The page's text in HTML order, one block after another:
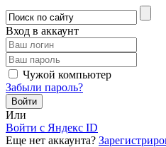
Вход в аккаунт
Чужой компьютер
Забыли пароль?
Или
Войти c Яндекс ID
Еще нет аккаунта?